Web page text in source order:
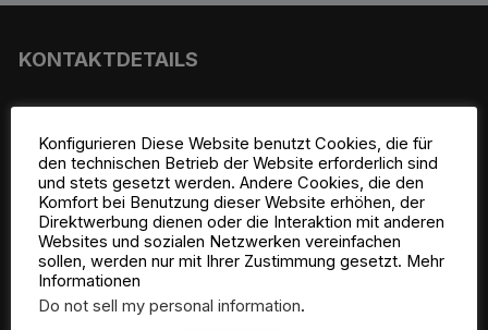
KONTAKTDETAILS
MC-Genuineparts
Auf der Koppel 13a
58540 Meinerzhagen
Deutschland
Konfigurieren Diese Website benutzt Cookies, die für
den technischen Betrieb der Website erforderlich sind
und stets gesetzt werden. Andere Cookies, die den
Komfort bei Benutzung dieser Website erhöhen, der
Direktwerbung dienen oder die Interaktion mit anderen
Websites und sozialen Netzwerken vereinfachen
sollen, werden nur mit Ihrer Zustimmung gesetzt. Mehr
Informationen
Do not sell my personal information.